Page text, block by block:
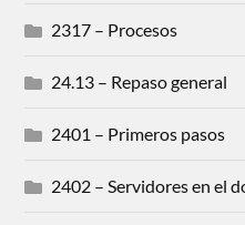
2317 – Procesos
24.13 – Repaso general
2401 – Primeros pasos
2402 – Servidores en el